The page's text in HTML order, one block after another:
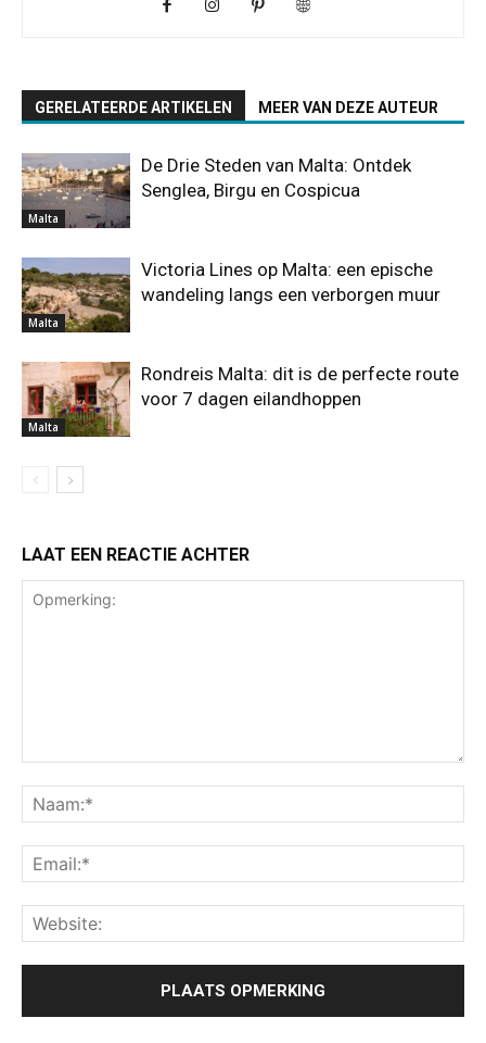
GERELATEERDE ARTIKELEN MEER VAN DEZE AUTEUR
Malta
De Drie Steden van Malta: Ontdek
Senglea, Birgu en Cospicua
Malta
Victoria Lines op Malta: een epische
wandeling langs een verborgen muur
Malta
Rondreis Malta: dit is de perfecte route
voor 7 dagen eilandhoppen
LAAT EEN REACTIE ACHTER